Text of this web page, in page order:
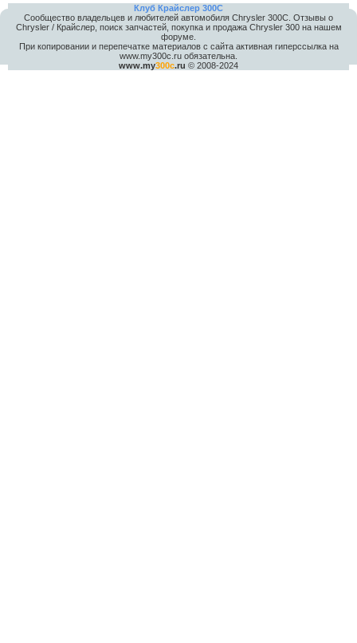
Клуб Крайслер 300C
Сообщество владельцев и любителей автомобиля Chrysler 300С. Отзывы о
Chrysler / Крайслер, поиск запчастей, покупка и продажа Chrysler 300 на нашем
форуме.
При копировании и перепечатке материалов с сайта активная гиперссылка на
www.my300c.ru обязательна.
www.my300c.ru © 2008-2024